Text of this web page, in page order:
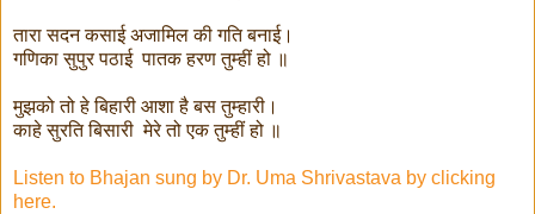
तारा सदन कसाई अजामिल की गति बनाई।
गणिका सुपुर पठाई पातक हरण तुम्हीं हो ॥
मुझको तो हे बिहारी आशा है बस तुम्हारी।
काहे सुरति बिसारी मेरे तो एक तुम्हीं हो ॥
Listen to Bhajan sung by Dr. Uma Shrivastava by clicking
here.